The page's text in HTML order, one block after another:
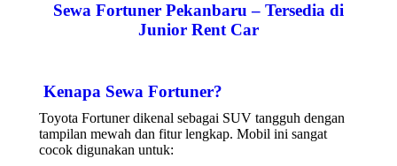
Sewa Fortuner Pekanbaru – Tersedia di
Junior Rent Car
Kenapa Sewa Fortuner?
Toyota Fortuner dikenal sebagai SUV tangguh dengan
tampilan mewah dan fitur lengkap. Mobil ini sangat
cocok digunakan untuk: